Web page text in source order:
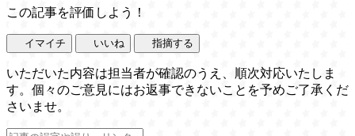
この記事を評価しよう！
イマイチ いいね 指摘する
いただいた内容は担当者が確認のうえ、順次対応いたしま
す。個々のご意見にはお返事できないことを予めご了承くだ
さいませ。